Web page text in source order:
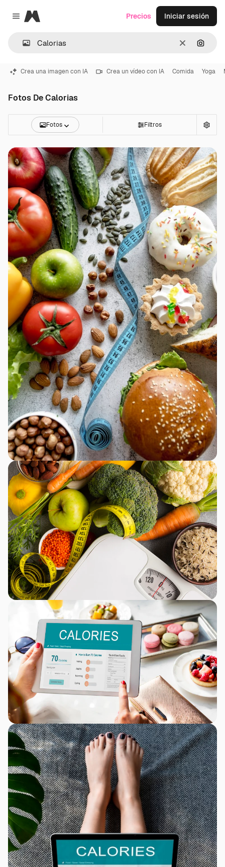
Close menu
Magnific
Borrar
Precios Iniciar sesión
Crea una imagen con IA Crea un vídeo con IA Comida Yoga
Fotos De Calorias
Fotos Filtros